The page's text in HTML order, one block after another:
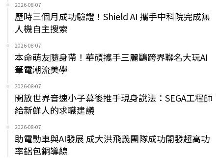
2026-08-07
歷時三個月成功驗證！Shield AI 攜手中科院完成無
人機自主搜索
2026-08-07
本命萌友隨身帶！華碩攜手三麗鷗跨界聯名大玩AI
筆電潮流美學
2026-08-07
開放世界音速小子幕後推手現身說法：SEGA工程師
給新鮮人的求職建議
2026-08-07
助電動車與AI發展 成大洪飛義團隊成功開發超高功
率鋁包銅導線